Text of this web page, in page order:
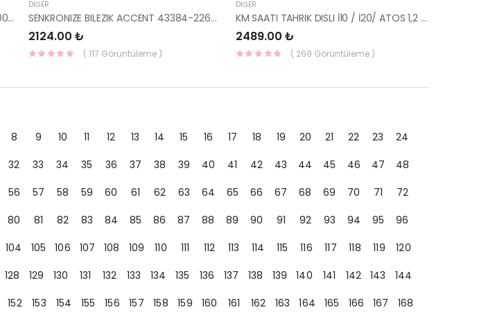
ÇAMURLUK SİNYALİ SAĞ İ10 92304-B9000-HMC
DIĞER
SENKRONIZE BILEZIK ACCENT 43384-22620-HMC
2124.00 ₺
( 117 Görüntüleme )
DIĞER
KM SAATI TAHRIK DISLI İ10 / İ20/ ATOS 1,2 43621-02510-HMC
2489.00 ₺
( 269 Görüntüleme )
8 9 10 11 12 13 14 15 16 17 18 19 20 21 22 23
24
32 33 34 35 36 37 38 39 40 41 42 43 44 45 46 47
48
56 57 58 59 60 61 62 63 64 65 66 67 68 69 70 71
72
80 81 82 83 84 85 86 87 88 89 90 91 92 93 94 95
96
104 105 106 107 108 109 110 111 112 113 114 115 116 117 118 119
120
128 129 130 131 132 133 134 135 136 137 138 139 140 141 142 143
144
152 153 154 155 156 157 158 159 160 161 162 163 164 165 166 167
168